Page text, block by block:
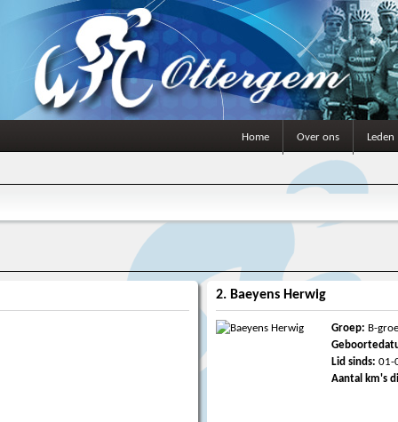
Home Over ons Leden
2. Baeyens Herwig
Groep: B-
Lid sinds: 01-
Aantal km's